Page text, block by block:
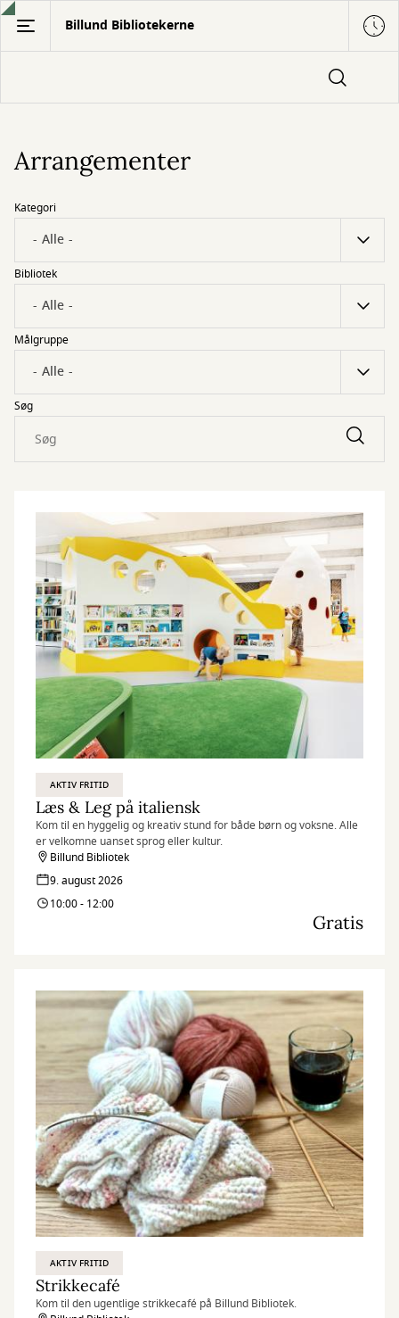
Gå
hovedindhold
Billund Bibliotekerne
Arrangementer
Kategori
Bibliotek
Målgruppe
Søg
AKTIV FRITID
Læs & Leg på italiensk
Kom til en hyggelig og kreativ stund for både børn og voksne. Alle
er velkomne uanset sprog eller kultur.
Billund Bibliotek
9. august 2026
10:00 - 12:00
Gratis
AKTIV FRITID
Strikkecafé
Kom til den ugentlige strikkecafé på Billund Bibliotek.